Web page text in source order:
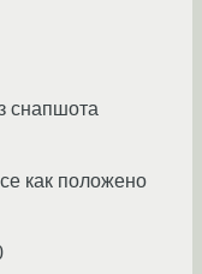
снапшота
как положено